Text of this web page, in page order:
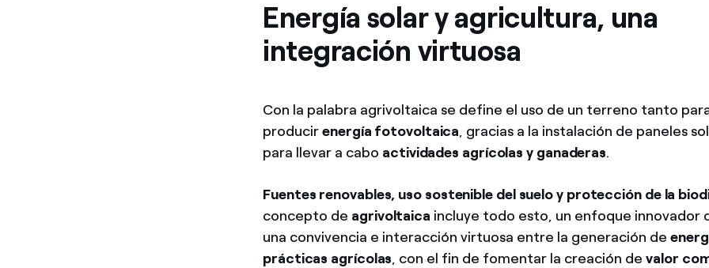
Energía solar y agricultura, una
integración virtuosa
Con la palabra agrivoltaica se define el uso de un terreno tanto
producirenergía fotovoltaica, gracias a la instalación de paneles
para llevar a cabo actividades agrícolas y ganaderas.
Fuentes renovables, uso sostenible del suelo y protección de la
concepto de agrivoltaica incluye todo esto, un enfoque innovador
una convivencia e interacción virtuosa entre la generación de
prácticas agrícolas, con el fin de fomentar la creación devalor